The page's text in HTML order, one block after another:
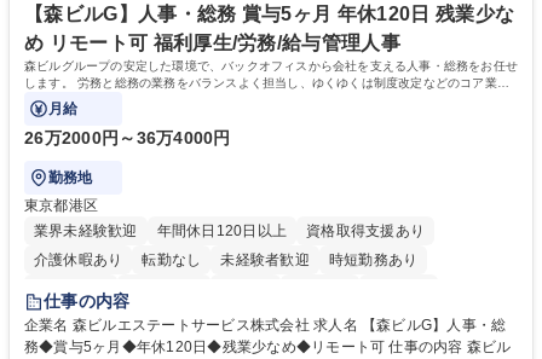
ール管理が出来る方。※将来的に他部署（営業部門、コーポレート部門）
へのジョブローテーションの可能性があります。 学歴・資格 学歴：大学
院 大学 語学力： 資格：宅地建物取引士
【森ビルG】人事・総務 賞与5ヶ月 年休120日 残業少な
め リモート可 福利厚生/労務/給与管理人事
森ビルグループの安定した環境で、バックオフィスから会社を支える人事・総務をお任せ
します。 労務と総務の業務をバランスよく担当し、ゆくゆくは制度改定などのコア業務
にも挑戦できる、やりがいある環境です。
月給
26万2000円～36万4000円
勤務地
東京都港区
業界未経験歓迎
年間休日120日以上
資格取得支援あり
介護休暇あり
転勤なし 未経験者歓迎
時短勤務あり
経験者歓迎
完全週休2日制
交通費支給 長期歓迎 駅近5分以内 土日祝休み
仕事の内容
企業名 森ビルエステートサービス株式会社 求人名 【森ビルG】人事・総
務◆賞与5ヶ月◆年休120日◆残業少なめ◆リモート可 仕事の内容 森ビル